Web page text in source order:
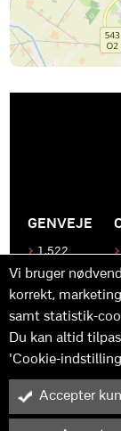
GENVEJE
1.522
Produkter
Kontakt
os
y™ er
pressenævnet
Vi bruger
korrekt,
samt statistik-
Du kan altid
'Cookie-
Accepter